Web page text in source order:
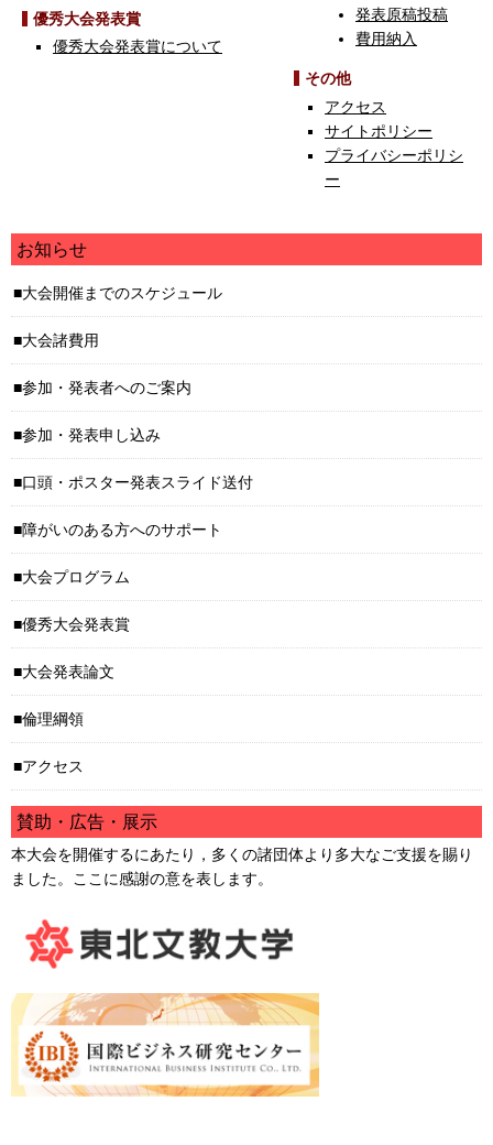
優秀大会発表賞
優秀大会発表賞について
発表原稿投稿
費用納入
その他
アクセス
サイトポリシー
プライバシーポリシ
ー
お知らせ
大会開催までのスケジュール
大会諸費用
参加・発表者へのご案内
参加・発表申し込み
口頭・ポスター発表スライド送付
障がいのある方へのサポート
大会プログラム
優秀大会発表賞
大会発表論文
倫理綱領
アクセス
賛助・広告・展示
本大会を開催するにあたり，多くの諸団体より多大なご支援を賜り
ました。ここに感謝の意を表します。